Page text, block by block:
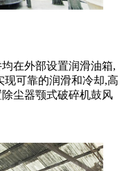
在外部设置润滑油箱,
现可靠的润滑和冷却,高
尘器颚式破碎机鼓风